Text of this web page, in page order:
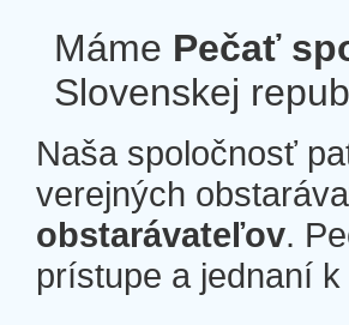
Máme Pečať
Slovenskej
Naša spoločnosť
verejných
obstarávateľov.
prístupe a jednaní